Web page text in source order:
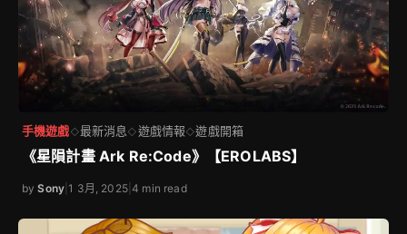
手機遊戲◇最新消息◇遊戲情報◇遊戲開箱
《星隕計畫 Ark Re:Code》【EROLABS】
bySony |1 3月, 2025|4 min read